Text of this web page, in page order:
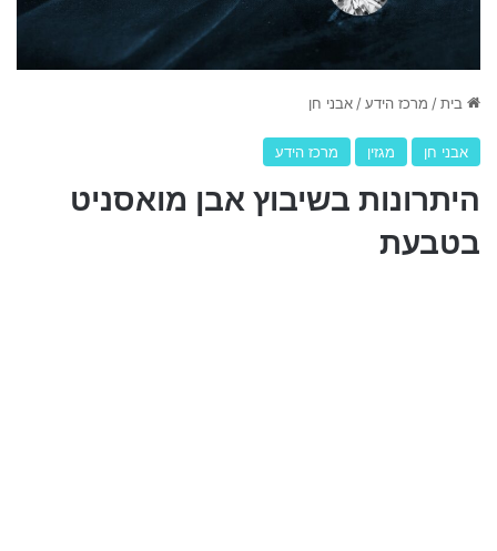
בית/ מרכז הידע/ אבני חן
אבני חן מגזין מרכז הידע
היתרונות בשיבוץ אבן מואסניט
בטבעת